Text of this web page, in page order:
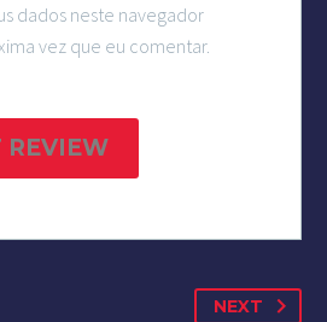
dados neste navegador
vez que eu comentar.
REVIEW
NEXT